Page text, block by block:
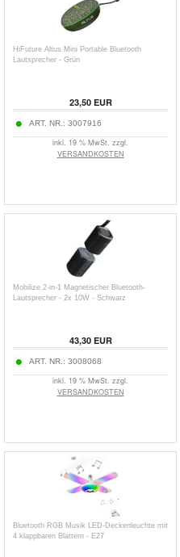
HiFuture Altus Mini Portable Bluetooth
Lautsprecher - Grün
23,50EUR
ART. NR.: 3007916
inkl. 19 % MwSt. zzgl.
VERSANDKOSTEN
Mobilize 2-in-1 Magnetischer Bluetooth-
Lautsprecher - 2x 10W - Schwarz
43,30EUR
ART. NR.: 3008068
inkl. 19 % MwSt. zzgl.
VERSANDKOSTEN
Bluetooth RGB Musik LED-Deckenleuchte mit
4 klappbaren Blättern - E27